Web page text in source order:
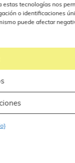
estas tecnologías nos
o identificaciones
puede afectar